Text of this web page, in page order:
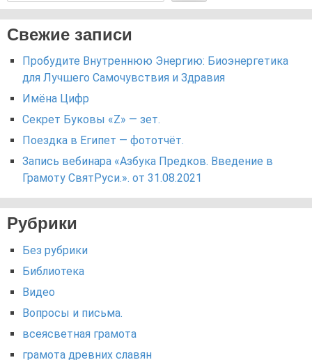
Свежие записи
Пробудите Внутреннюю Энергию: Биоэнергетика
для Лучшего Самочувствия и Здравия
Имёна Цифр
Секрет Буковы «Z» — зет.
Поездка в Египет — фототчёт.
Запись вебинара «Азбука Предков. Введение в
Грамоту СвятРуси.». от 31.08.2021
Рубрики
Без рубрики
Библиотека
Видео
Вопросы и письма.
всеясветная грамота
грамота древних славян